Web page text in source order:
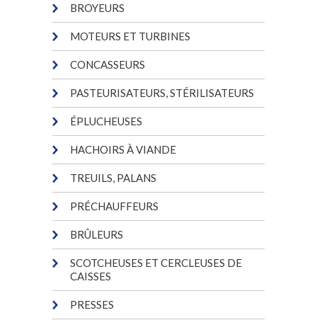
BROYEURS
MOTEURS ET TURBINES
CONCASSEURS
PASTEURISATEURS, STÉRILISATEURS
ÉPLUCHEUSES
HACHOIRS À VIANDE
TREUILS, PALANS
PRÉCHAUFFEURS
BRÛLEURS
SCOTCHEUSES ET CERCLEUSES DE
CAISSES
PRESSES